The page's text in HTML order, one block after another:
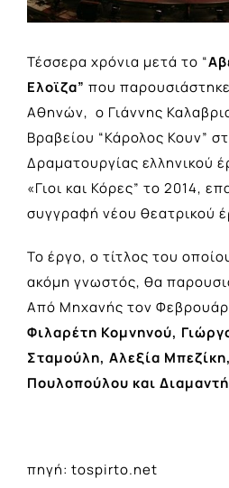
Τέσσερα χρόνια μετά το “
Ελοϊζα” που
Αθηνών, ο Γιάννης
Βραβείου “Κάρολος Κουν”
Δραματουργίας ελληνικού
«Γιοι και Κόρες” το 2014,
συγγραφή νέου θεατρικού
Το έργο, ο τίτλος του
ακόμη γνωστός, θα
Από Μηχανής τον
Φιλαρέτη Κομνηνού,
Σταμούλη, Αλεξία
Πουλοπούλου και
πηγή: tospirto.net